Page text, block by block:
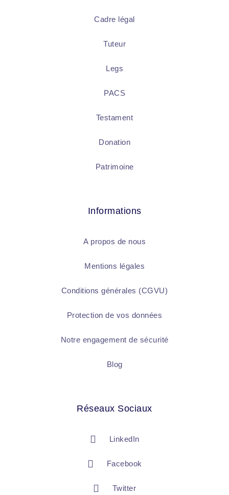
Cadre légal
Tuteur
Legs
PACS
Testament
Donation
Patrimoine
Informations
A propos de nous
Mentions légales
Conditions générales (CGVU)
Protection de vos données
Notre engagement de sécurité
Blog
Réseaux Sociaux
LinkedIn
Facebook
Twitter